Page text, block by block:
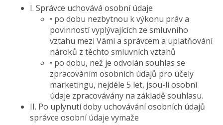
I. Správce uchovává osobní údaje
• po dobu nezbytnou k výkonu práv a
povinností vyplývajících ze smluvního
vztahu mezi Vámi a správcem a uplatňování
nároků z těchto smluvních vztahů
• po dobu, než je odvolán souhlas se
zpracováním osobních údajů pro účely
marketingu, nejdéle 5 let, jsou-li osobní
údaje zpracovávány na základě souhlasu.
II. Po uplynutí doby uchovávání osobních údajů
správce osobní údaje vymaže